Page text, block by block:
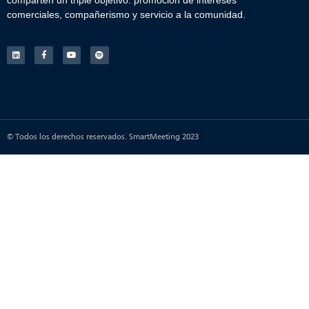
comerciales, compañerismo y servicio a la comunidad.
© Todos los derechos reservados. SmartMeeting 2023